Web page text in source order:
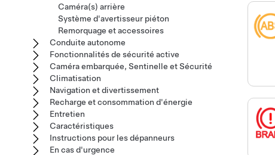
Caméra(s) arrière
Système d'avertisseur piéton
Remorquage et accessoires
Conduite autonome
Fonctionnalités de sécurité active
Caméra embarquée, Sentinelle et Sécurité
Climatisation
Navigation et divertissement
Recharge et consommation d'énergie
Entretien
Caractéristiques
Instructions pour les dépanneurs
En cas d'urgence